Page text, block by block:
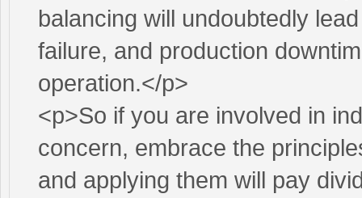
balancing will undoubtedly
failure, and production
operation.</p>
<p>So if you are involved in
concern, embrace the
and applying them will pay